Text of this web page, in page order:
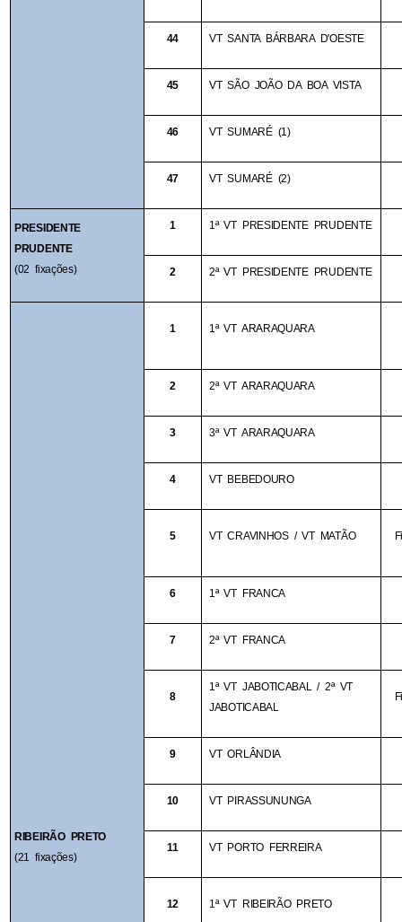
44 VT SANTA BÁRBARA D'OESTE
45 VT SÃO JOÃO DA BOA VISTA
46 VT SUMARÉ (1)
47 VT SUMARÉ (2)
PRESIDENTE
PRUDENTE
(02 fixações)
1 1ª VT PRESIDENTE PRUDENTE
2 2ª VT PRESIDENTE PRUDENTE
RIBEIRÃO PRETO
(21 fixações)
1 1ª VT ARARAQUARA
2 2ª VT ARARAQUARA
3 3ª VT ARARAQUARA
4 VT BEBEDOURO
5 VT CRAVINHOS / VT MATÃO
6 1ª VT FRANCA
7 2ª VT FRANCA
8
1ª VT JABOTICABAL / 2ª VT
JABOTICABAL
9 VT ORLÂNDIA
10 VT PIRASSUNUNGA
11 VT PORTO FERREIRA
12 1ª VT RIBEIRÃO PRETO